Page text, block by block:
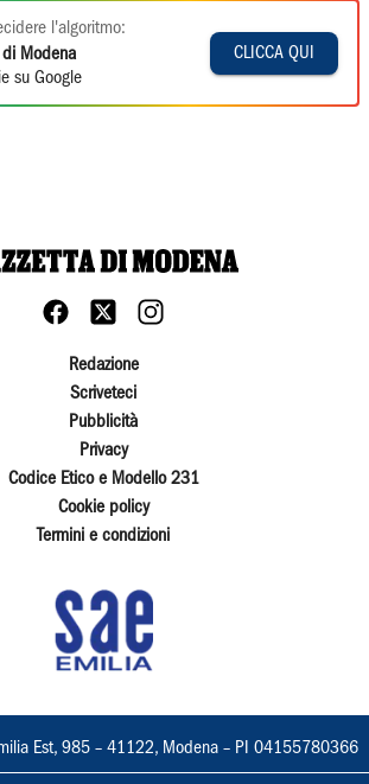
l'algoritmo:
di Modena
su Google
CLICCA QUI
Redazione
Scriveteci
Pubblicità
Privacy
Codice Etico e Modello 231
Cookie policy
Termini e condizioni
Est, 985 – 41122, Modena – PI 04155780366